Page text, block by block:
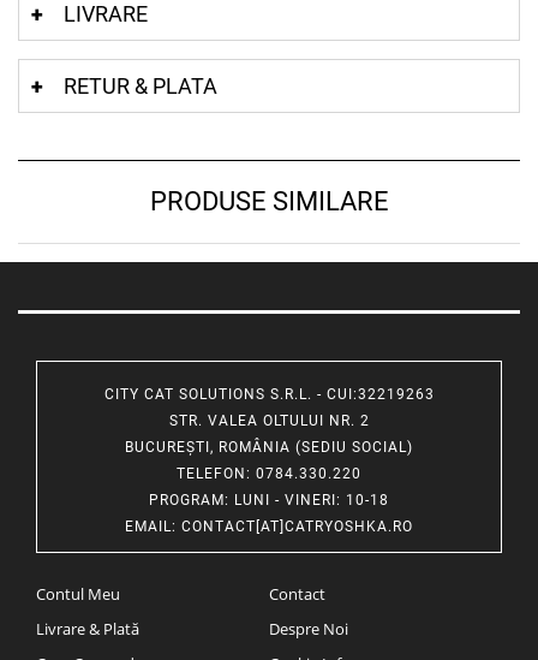
LIVRARE
RETUR & PLATA
PRODUSE SIMILARE
CITY CAT SOLUTIONS S.R.L. - CUI:32219263
STR. VALEA OLTULUI NR. 2
BUCUREȘTI, ROMÂNIA (SEDIU SOCIAL)
TELEFON : 0784.330.220
PROGRAM: LUNI - VINERI: 10-18
EMAIL: CONTACT[AT]CATRYOSHKA.RO
Contul Meu
Livrare & Plată
Contact
Despre Noi